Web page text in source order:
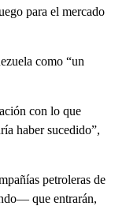
para el mercado
como “un
con lo que
haber sucedido”,
petroleras de
que entrarán,